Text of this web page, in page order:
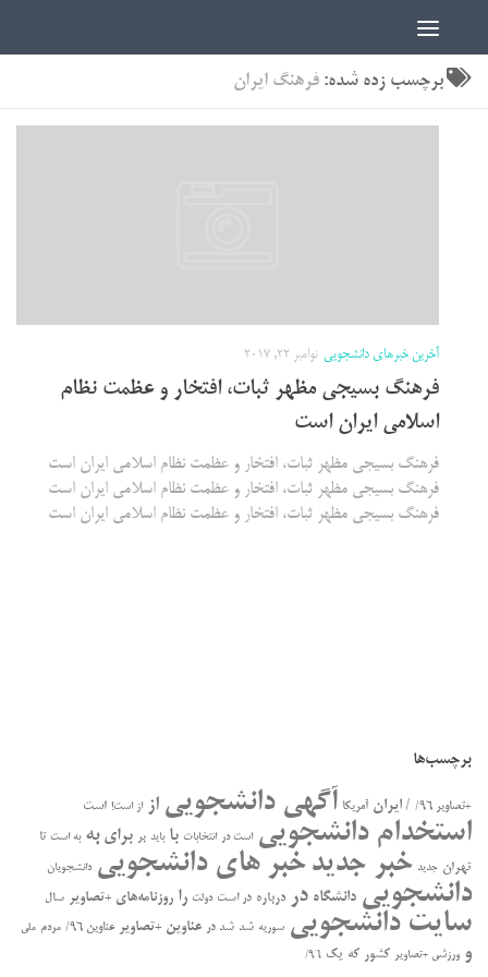
برچسب زده شده:فرهنگ ایران
آخرین خبرهای دانشجویی نوامبر 22, 2017
فرهنگ بسیجی مظهر ثبات، افتخار و عظمت نظام
اسلامی ایران است
فرهنگ بسیجی مظهر ثبات، افتخار و عظمت نظام اسلامی ایران است
فرهنگ بسیجی مظهر ثبات، افتخار و عظمت نظام اسلامی ایران است
فرهنگ بسیجی مظهر ثبات، افتخار و عظمت نظام اسلامی ایران است
برچسب‌ها
+تصاویر ۹۶/ / ایران آمریکا آگهی دانشجویی از از است! است
استخدام دانشجویی است در انتخابات با باید بر برای به به است تا
تهران جدید خبر جدیدخبر های دانشجویی دانشجویان
دانشجویی دانشگاه در درباره در ﺍﺳﺖ دولت را روزنامه‌های +تصاویر سال
سایت دانشجویی سوریه شد شد در عناوین +تصاویر عناوین ۹۶/ مردم ملی
ورزشی +تصاویر کشور که یک ۹۶/